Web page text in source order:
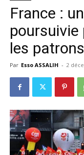
France :
les
Par Esso ASSALIH - 2